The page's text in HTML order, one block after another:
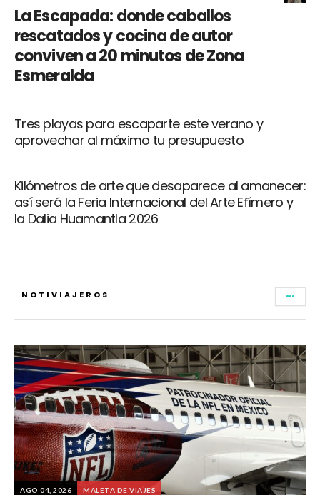
La Escapada: donde caballos
rescatados y cocina de autor
conviven a 20 minutos de Zona
Esmeralda
Tres playas para escaparte este verano y
aprovechar al máximo tu presupuesto
Kilómetros de arte que desaparece al amanecer:
así será la Feria Internacional del Arte Efímero y
la Dalia Huamantla 2026
NOTIVIAJEROS
AGO 04, 2026 MALETA DE VIAJES